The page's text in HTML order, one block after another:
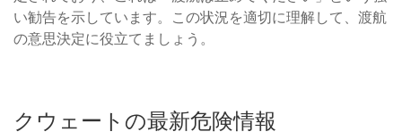
い勧告を示しています。この状況を適切に理解して、渡航
の意思決定に役立てましょう。
クウェートの最新危険情報